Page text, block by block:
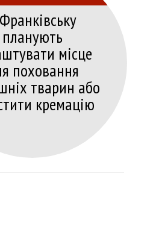
планують
місце
поховання
тварин або
кремацію